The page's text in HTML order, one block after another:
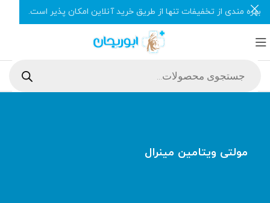
مولتی ویتامین مینرال
بهره مندی از تخفیفات تنها از طریق خرید آنلاین امکان پذیر است.